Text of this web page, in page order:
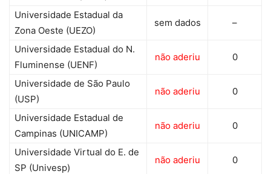
Universidade Estadual da
Zona Oeste (UEZO)
sem dados –
Universidade Estadual do N.
Fluminense (UENF)
não aderiu 0
Universidade de São Paulo
(USP)
não aderiu 0
Universidade Estadual de
Campinas (UNICAMP)
não aderiu 0
Universidade Virtual do E. de
SP (Univesp)
não aderiu 0